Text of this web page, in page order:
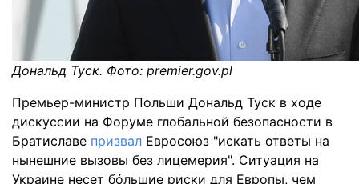
Дональд Туск. Фото: premier.gov.pl
Премьер-министр Польши Дональд Туск в ходе
дискуссии на Форуме глобальной безопасности в
Братиславе призвал Евросоюз "искать ответы на
нынешние вызовы без лицемерия". Ситуация на
Украине несет бóльшие риски для Европы, чем